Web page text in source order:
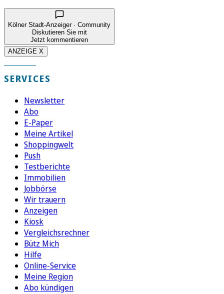
Kölner Stadt-Anzeiger · Community
Diskutieren Sie mit
Jetzt kommentieren
ANZEIGE X
SERVICES
Newsletter
Abo
E-Paper
Meine Artikel
Shoppingwelt
Push
Testberichte
Immobilien
Jobbörse
Wir trauern
Anzeigen
Kiosk
Vergleichsrechner
Bütz Mich
Hilfe
Online-Service
Meine Region
Abo kündigen